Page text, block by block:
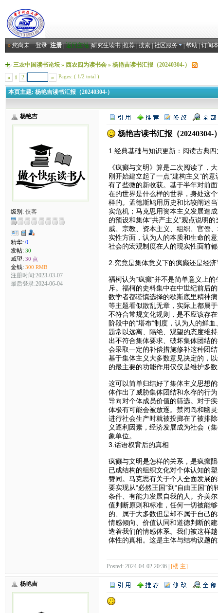
»您尚未登录 注册|返回主站|研究生读书|推荐|搜索|社区服务 |帮助|订阅
三农中国读书论坛» 西农四为读书会 » 杨艳吉读书汇报（20240304-）
«
1 2 » Pages: ( 1/2 total )
本页主题: 杨艳吉读书汇报（20240304-）
杨艳吉
级别: 侠客
精华: 0
发帖: 30
威望: 30 点
金钱: 300 RMB
注册时间:2023-03-07
最后登录:2024-06-04
杨艳吉读书汇报（20240304-
1.经典基础与知识更新：阅读古典
《疯癫与文明》算是二次阅读了，
刚开始建立起了一点“建构主义”的
有了些微的新收获。基于半年对前
在的世界是什么样的世界，身处这
样的。孟德斯鸠用历史和比较阐述
实危机；马克思用资本主义发展造
的预设和集体“共产主义”观点说明
威、宗教、资本主义、组织、官僚
实性方面，认为人的本质和生命的
社会的宏观制度在人的现实性面前
2.究竟是集体意义下的疯癫还是经
福柯认为“疯癫”并不是简单意义上
斥。福柯的史料集中在中世纪前后
数学者都谨慎选择的歇斯底里精神
等主题看似散乱无章，实际上都属
不符合常规文化规则，是不应该存
阶段中的“塔布”制度，认为人的鲜
题常以远离、隔绝、观望的态度维
出不符合集体要求、破坏集体团结
会采取一定的补偿措施修补这种团
基于集体主义大多数意见决定的，
的最主要的功能作用仅仅是维护多
这可以简单归结好了集体主义思想
体作出了威胁集体团结和永存的行
导向对个体成员价值的筛选。对于
体极有可能会被放逐。禁闭岛和幽
进行社会生产时就被投掷在了被排
义逐利因素，经济发展成为社会（
象单位。
3.话语权背后的真相
疯癫与文明是怎样的关系，是疯癫
已成结构的组织文化对个体认知的
赞同。马克思有关于个人全面发展
要实现从“必然王国”到“自由王国”
条件、有能力发展自我的人。齐美
值判断原则和标准，任何一切被能
的、属于大多数但是却不属于自己
情感倾向、价值认同和道德判断的
造着我们的情感体系。我们被这样
体性的真相。这是主体与结构议题
Posted: 2024-04-02 20:36 | [楼 主]
杨艳吉